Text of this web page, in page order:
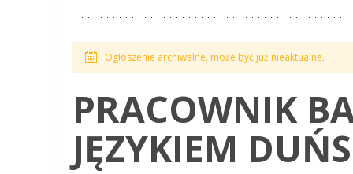
Ogłoszenie archiwalne, może być już nieaktualne.
PRACOWNIK
JĘZYKIEM